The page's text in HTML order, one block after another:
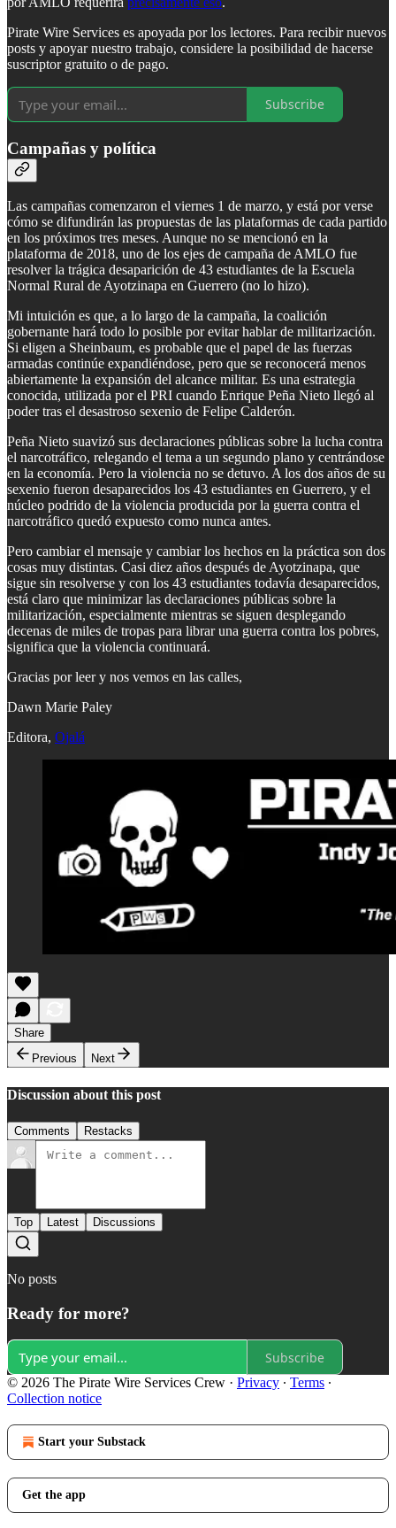
Pirate Wire Services es apoyada por los lectores. Para recibir nuevos
posts y apoyar nuestro trabajo, considere la posibilidad de hacerse
suscriptor gratuito o de pago.
Subscribe
Campañas y política
Las campañas comenzaron el viernes 1 de marzo, y está por verse
cómo se difundirán las propuestas de las plataformas de cada partido
en los próximos tres meses. Aunque no se mencionó en la
plataforma de 2018, uno de los ejes de campaña de AMLO fue
resolver la trágica desaparición de 43 estudiantes de la Escuela
Normal Rural de Ayotzinapa en Guerrero (no lo hizo).
Mi intuición es que, a lo largo de la campaña, la coalición
gobernante hará todo lo posible por evitar hablar de militarización.
Si eligen a Sheinbaum, es probable que el papel de las fuerzas
armadas continúe expandiéndose, pero que se reconocerá menos
abiertamente la expansión del alcance militar. Es una estrategia
conocida, utilizada por el PRI cuando Enrique Peña Nieto llegó al
poder tras el desastroso sexenio de Felipe Calderón.
Peña Nieto suavizó sus declaraciones públicas sobre la lucha contra
el narcotráfico, relegando el tema a un segundo plano y centrándose
en la economía. Pero la violencia no se detuvo. A los dos años de su
sexenio fueron desaparecidos los 43 estudiantes en Guerrero, y el
núcleo podrido de la violencia producida por la guerra contra el
narcotráfico quedó expuesto como nunca antes.
Pero cambiar el mensaje y cambiar los hechos en la práctica son dos
cosas muy distintas. Casi diez años después de Ayotzinapa, que
sigue sin resolverse y con los 43 estudiantes todavía desaparecidos,
está claro que minimizar las declaraciones públicas sobre la
militarización, especialmente mientras se siguen desplegando
decenas de miles de tropas para librar una guerra contra los pobres,
significa que la violencia continuará.
Gracias por leer y nos vemos en las calles,
Dawn Marie Paley
Editora, Ojalá
Share
Previous
Next
Discussion about this post
Comments Restacks
Top Latest Discussions
No posts
Ready for more?
Subscribe
© 2026 The Pirate Wire Services Crew · Privacy ∙ Terms ∙
Collection notice
Start your Substack
Get the app